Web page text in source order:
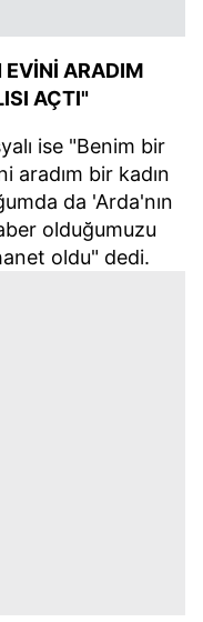
EVİNİ ARADIM
AÇTI"
ise "Benim bir
aradım bir kadın
da 'Arda'nın
olduğumuzu
oldu" dedi.